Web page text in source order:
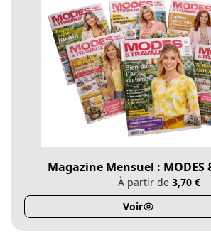
Magazine Mensuel : MODES
À partir de 3,70 €
Voir